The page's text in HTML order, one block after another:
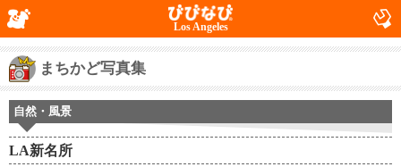
Los Angeles
まちかど写真集
自然・風景
LA新名所